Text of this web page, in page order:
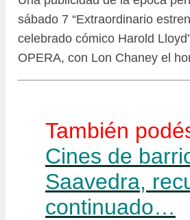
sábado 7 “Extraordinario
celebrado cómico Harold
OPERA, con Lon Chaney el
También
Cines de
Saavedra,
continuado…